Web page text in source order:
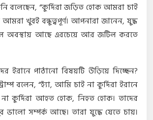
বলেছেন, “কুর্দিরা জড়িত হোক আমরা চাই
আমরা খুবই বন্ধুত্বপূর্ণ। আপনারা জানেন, যুদ্ধ
অবস্থায় আছে এরচেয়ে আর জটিল করতে
ইরানে পাঠানো বিষয়টি উড়িয়ে দিচ্ছেন?
বলেন, “হ্যাঁ, আমি চাই না কুর্দিরা ইরানে
কুর্দিরা আহত হোক, নিহত হোক। তাদের
ভালো সম্পর্ক আছে। তারা যুদ্ধে যেতে চায়।